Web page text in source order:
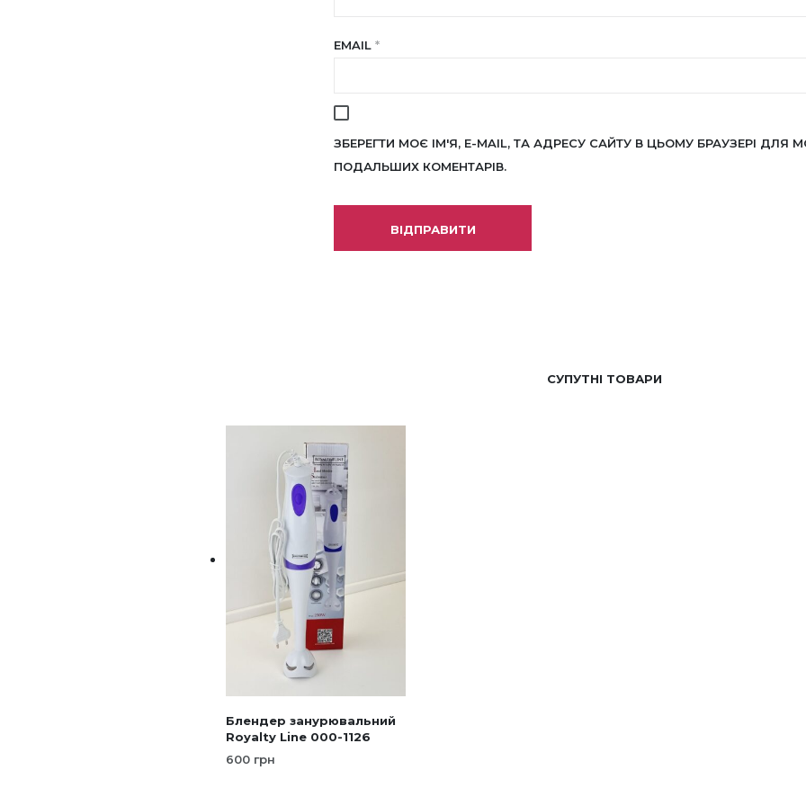
EMAIL *
ЗБЕРЕГТИ МОЄ ІМ'Я, E-MAIL, ТА АДРЕСУ САЙТУ В ЦЬОМУ БРАУЗЕРІ ДЛЯ
ПОДАЛЬШИХ КОМЕНТАРІВ.
СУПУТНІ ТОВАРИ
Блендер занурювальний
Royalty Line 000-1126
600 грн